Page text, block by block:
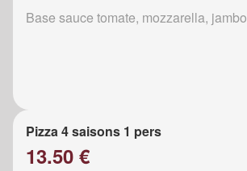
Base sauce tomate, mozzarella,
Pizza 4 saisons 1 pers
13.50 €